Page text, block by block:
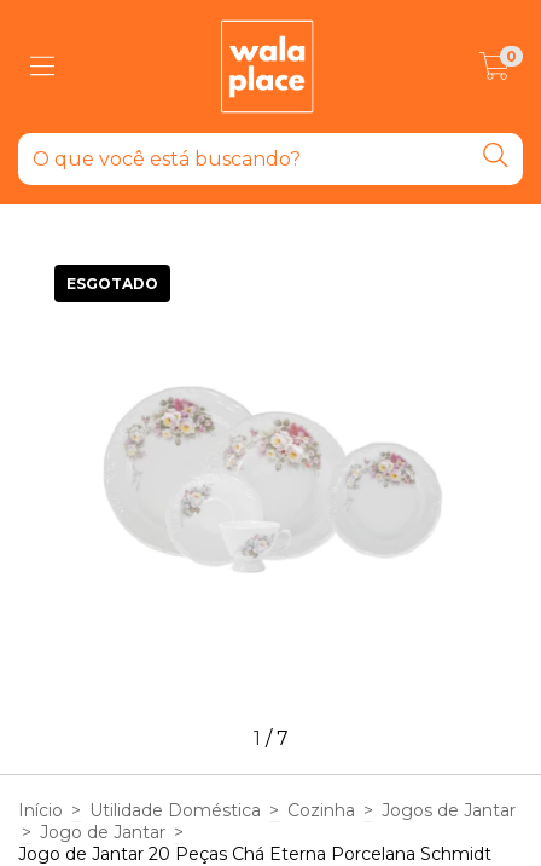
0
ESGOTADO
1 /7
Início > Utilidade Doméstica > Cozinha > Jogos de Jantar
> Jogo de Jantar >
Jogo de Jantar 20 Peças Chá Eterna Porcelana Schmidt